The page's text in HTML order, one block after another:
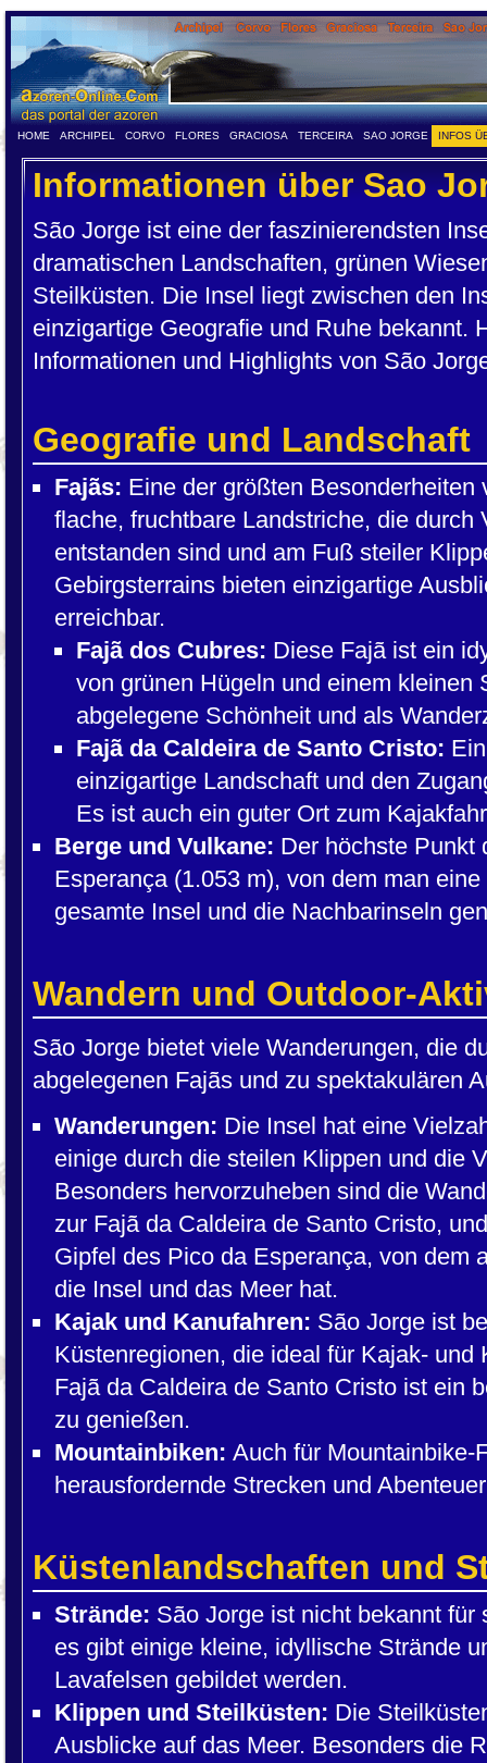
HOME ARCHIPEL CORVO FLORES GRACIOSA TERCEIRA SAO JORGE INFOS
Informationen über Sao
São Jorge ist eine der faszinierendsten
dramatischen Landschaften, grünen
Steilküsten. Die Insel liegt zwischen den
einzigartige Geografie und Ruhe bekannt.
Informationen und Highlights von São
Geografie und Landschaft
Fajãs: Eine der größten Besonderheiten
flache, fruchtbare Landstriche, die
entstanden sind und am Fuß steiler
Gebirgsterrains bieten einzigartige
erreichbar.
Fajã dos Cubres: Diese Fajã ist ein
von grünen Hügeln und einem kleinen
abgelegene Schönheit und als
Fajã da Caldeira de Santo Cristo:
einzigartige Landschaft und den
Es ist auch ein guter Ort zum
Berge und Vulkane: Der höchste Punkt
Esperança (1.053 m), von dem man
gesamte Insel und die Nachbarinseln
Wandern und Outdoor-
São Jorge bietet viele Wanderungen, die
abgelegenen Fajãs und zu spektakulären
Wanderungen: Die Insel hat eine
einige durch die steilen Klippen und die
Besonders hervorzuheben sind die
zur Fajã da Caldeira de Santo Cristo,
Gipfel des Pico da Esperança, von dem
die Insel und das Meer hat.
Kajak und Kanufahren: São Jorge ist
Küstenregionen, die ideal für Kajak-
Fajã da Caldeira de Santo Cristo ist ein
zu genießen.
Mountainbiken: Auch für Mountainbike-
herausfordernde Strecken und
Küstenlandschaften und
Strände: São Jorge ist nicht bekannt
es gibt einige kleine, idyllische Strände
Lavafelsen gebildet werden.
Klippen und Steilküsten: Die
Ausblicke auf das Meer. Besonders die